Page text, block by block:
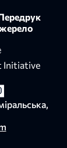
Initiative